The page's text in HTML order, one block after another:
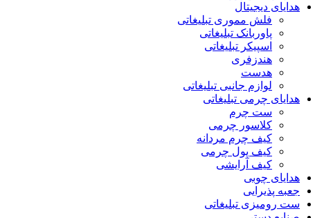
هدایای دیجیتال
فلش مموری تبلیغاتی
پاوربانک تبلیغاتی
اسپیکر تبلیغاتی
هندزفری
هدست
لوازم جانبی تبلیغاتی
هدایای چرمی تبلیغاتی
ست چرم
کلاسور چرمی
کیف چرم مردانه
کیف پول چرمی
کیف آرایشی
هدایای چوبی
جعبه پذیرایی
ست رومیزی تبلیغاتی